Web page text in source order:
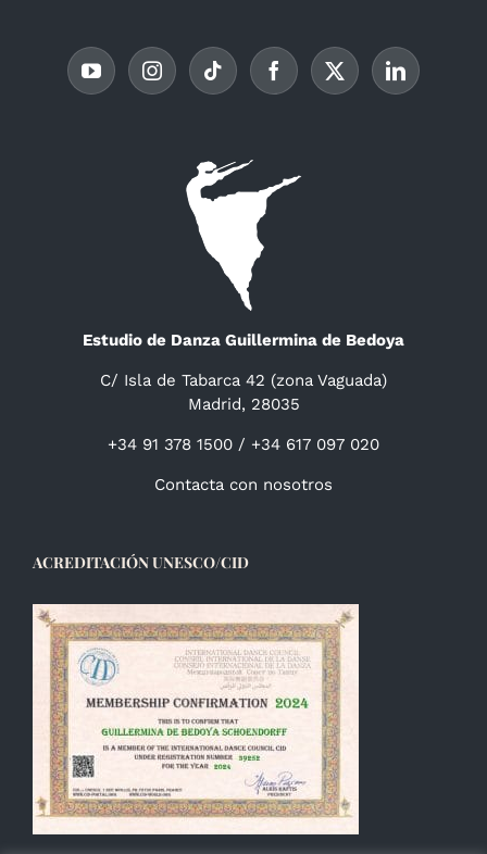
Estudio de Danza Guillermina de Bedoya
C/ Isla de Tabarca 42 (zona Vaguada)
Madrid, 28035
+34 91 378 1500 / +34 617 097 020
Contacta con nosotros
ACREDITACIÓN UNESCO/CID